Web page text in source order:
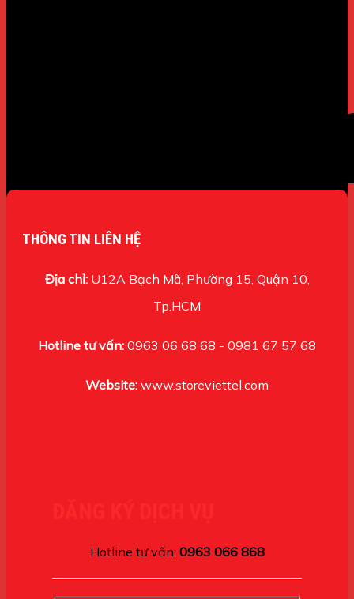
THÔNG TIN LIÊN HỆ
Địa chỉ:U12A Bạch Mã, Phường 15, Quận 10,
Tp.HCM
Hotline tư vấn: 0963 06 68 68 - 0981 67 57 68
Website: www.storeviettel.com
Hotline tư vấn: 0963 066 868